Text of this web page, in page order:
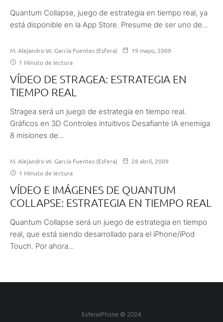
Quantum Collapse, juego de estrategia en tiempo real, ya
está disponible en la App Store. Presume de ser uno de...
M. Alejandro W. García Fuentes (Esfera)
19 mayo, 2009
1 Minuto de lectura
VÍDEO DE STRAGEA: ESTRATEGIA EN
TIEMPO REAL
Stragea será un juego de estrategia en tiempo real.
Gráficos en 3D Controles intuitivos Desafiante IA enemiga
8 misiones de...
M. Alejandro W. García Fuentes (Esfera)
28 abril, 2009
1 Minuto de lectura
VÍDEO E IMÁGENES DE QUANTUM
COLLAPSE: ESTRATEGIA EN TIEMPO REAL
Quantum Collapse será un juego de estrategia en tiempo
real, que está siendo desarrollado para el iPhone/iPod
Touch. Por ahora...
EsferaiPhone © 2024